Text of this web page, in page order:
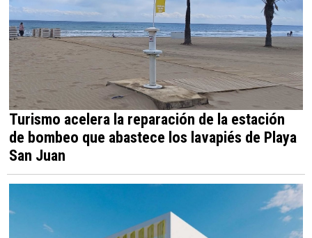
Turismo acelera la reparación de la estación
de bombeo que abastece los lavapiés de Playa
San Juan